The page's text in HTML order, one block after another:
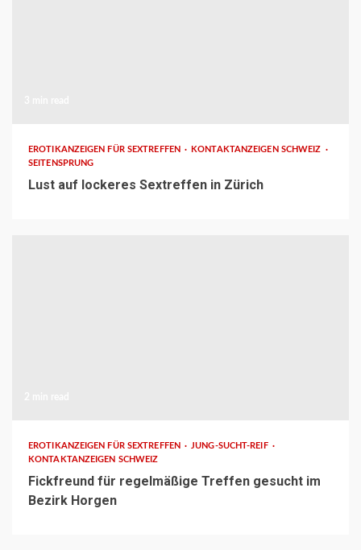
EROTIKANZEIGEN FÜR SEXTREFFEN
KONTAKTANZEIGEN SCHWEIZ
SEITENSPRUNG
Lust auf lockeres Sextreffen in Zürich
EROTIKANZEIGEN FÜR SEXTREFFEN
JUNG-SUCHT-REIF
KONTAKTANZEIGEN SCHWEIZ
Fickfreund für regelmäßige Treffen gesucht im
Bezirk Horgen